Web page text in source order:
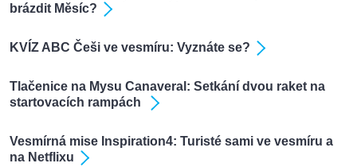
brázdit Měsíc?
KVÍZ ABC Češi ve vesmíru: Vyznáte se?
Tlačenice na Mysu Canaveral: Setkání dvou raket na
startovacích rampách
Vesmírná mise Inspiration4: Turisté sami ve vesmíru a
na Netflixu